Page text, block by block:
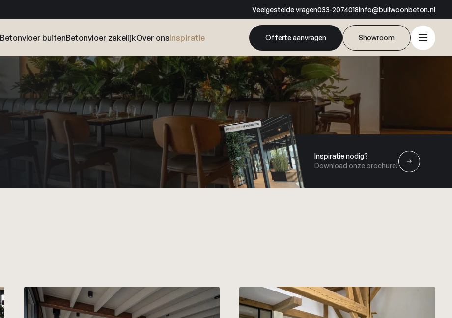
Veelgestelde vragen033-2074018info@bullwoonbeton.nl
Betonvloer buitenBetonvloer zakelijkOver onsInspiratie Offerte aanvragen Showroom
Inspiratie nodig?
Download onze brochure!